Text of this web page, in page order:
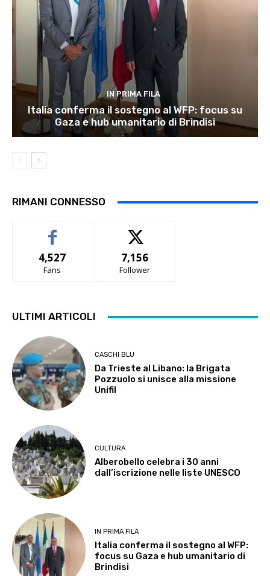
IN PRIMA FILA
Italia conferma il sostegno al WFP: focus su
Gaza e hub umanitario di Brindisi
RIMANI CONNESSO
4,527
Fans
7,156
Follower
ULTIMI ARTICOLI
CASCHI BLU
Da Trieste al Libano: la Brigata
Pozzuolo si unisce alla missione
Unifil
CULTURA
Alberobello celebra i 30 anni
dall’iscrizione nelle liste UNESCO
IN PRIMA FILA
Italia conferma il sostegno al WFP:
focus su Gaza e hub umanitario di
Brindisi